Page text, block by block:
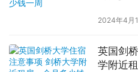
2024年4月
英国剑
学附近